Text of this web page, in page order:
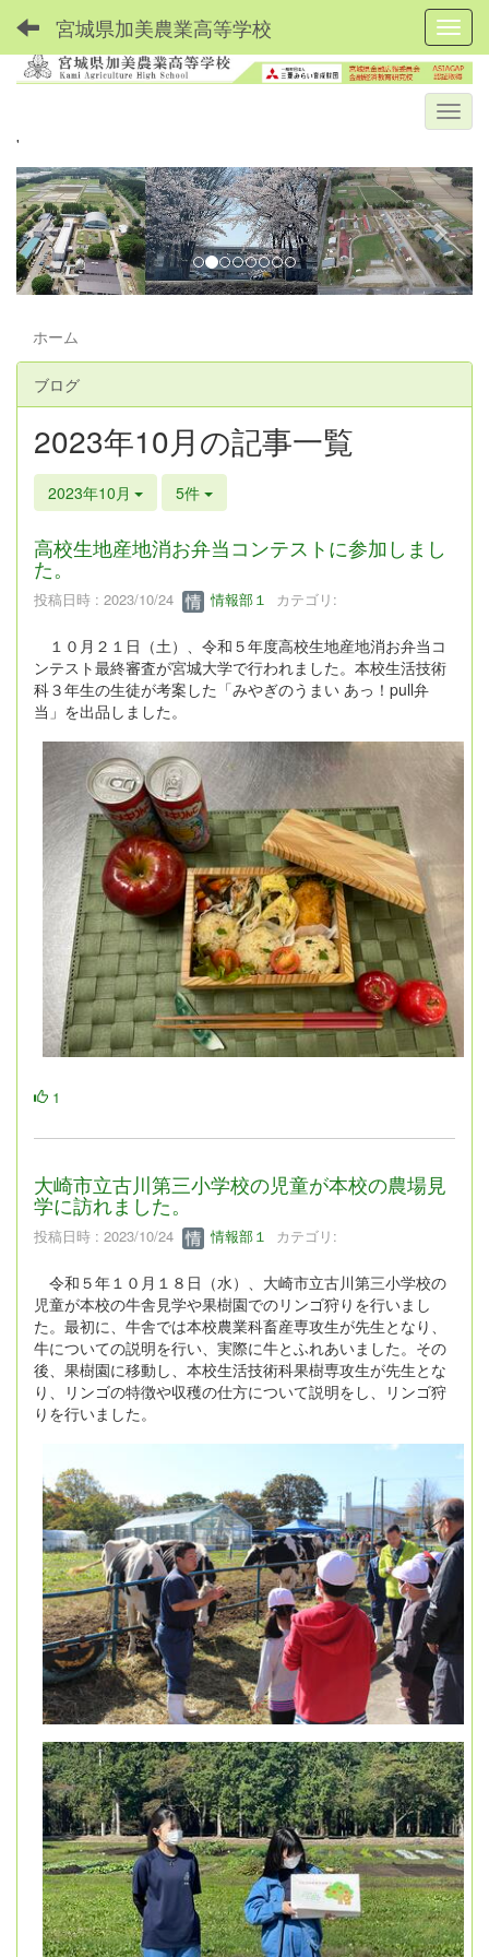
宮城県加美農業高等学校
'
p
r
e
v
i
o
u
s
n
e
x
t
ホーム
ブログ
2023年10月の記事一覧
2023年10月 5件
高校生地産地消お弁当コンテストに参加しまし
た。
投稿日時 : 2023/10/24 情報部１ カテゴリ:
１０月２１日（土）、令和５年度高校生地産地消お弁当コ
ンテスト最終審査が宮城大学で行われました。本校生活技術
科３年生の生徒が考案した「みやぎのうまい あっ！pull弁
当」を出品しました。
1
大崎市立古川第三小学校の児童が本校の農場見
学に訪れました。
投稿日時 : 2023/10/24 情報部１ カテゴリ:
令和５年１０月１８日（水）、大崎市立古川第三小学校の
児童が本校の牛舎見学や果樹園でのリンゴ狩りを行いまし
た。最初に、牛舎では本校農業科畜産専攻生が先生となり、
牛についての説明を行い、実際に牛とふれあいました。その
後、果樹園に移動し、本校生活技術科果樹専攻生が先生とな
り、リンゴの特徴や収穫の仕方について説明をし、リンゴ狩
りを行いました。